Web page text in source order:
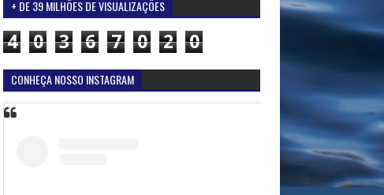
+ DE 39 MILHÕES DE VISUALIZAÇÕES
4 0 3 6 7 0 2 0
CONHEÇA NOSSO INSTAGRAM